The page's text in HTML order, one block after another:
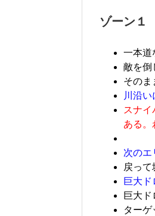
ゾーン１
一本道
敵を倒
そのま
川沿
スナ
ある。
次のエ
戻っ
巨大
巨大
ター